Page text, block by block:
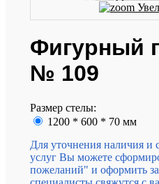
Фигурный
№ 109
Размер стелы:
1200 * 600 * 70 мм
Для уточнения наличия и
услуг Вы можете
пожеланий" и оформить